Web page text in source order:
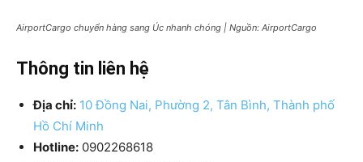
AirportCargo chuyển hàng sang Úc nhanh chóng | Nguồn: AirportCargo
Thông tin liên hệ
Địa chỉ: 10 Đồng Nai, Phường 2, Tân Bình, Thành phố
Hồ Chí Minh
Hotline: 0902268618